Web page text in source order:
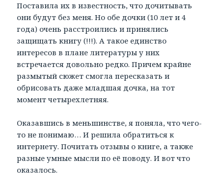
Поставила их в известность, что дочитывать
они будут без меня. Но обе дочки (10 лет и 4
года) очень расстроились и принялись
защищать книгу (!!!). А такое единство
интересов в плане литературы у них
встречается довольно редко. Причем крайне
размытый сюжет смогла пересказать и
обрисовать даже младшая дочка, на тот
момент четырехлетняя.
Оказавшись в меньшинстве, я поняла, что чего-
то не понимаю… И решила обратиться к
интернету. Почитать отзывы о книге, а также
разные умные мысли по её поводу. И вот что
оказалось.